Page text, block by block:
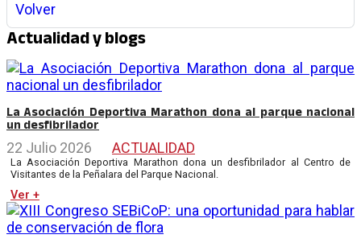
Volver
Actualidad y blogs
La Asociación Deportiva Marathon dona al parque nacional
un desfibrilador
22 Julio 2026 ACTUALIDAD
La Asociación Deportiva Marathon dona un desfibrilador al Centro de
Visitantes de la Peñalara del Parque Nacional.
Ver +